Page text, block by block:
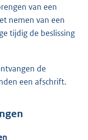
van een
nemen van een
tijdig de beslissing
de
een afschrift.